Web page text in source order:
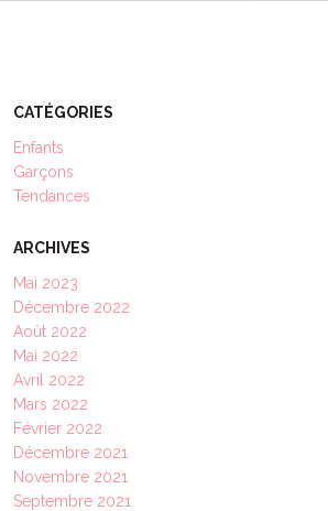
CATÉGORIES
Enfants
Garçons
Tendances
ARCHIVES
Mai 2023
Décembre 2022
Août 2022
Mai 2022
Avril 2022
Mars 2022
Février 2022
Décembre 2021
Novembre 2021
Septembre 2021